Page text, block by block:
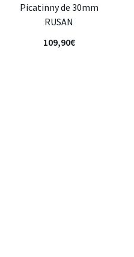
Picatinny de 30mm
RUSAN
109,90€